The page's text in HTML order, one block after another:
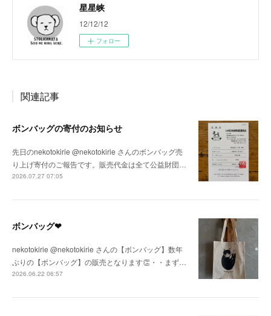
星星峡
12/12/12
フォロー
関連記事
ボンバッグの寄付のお知らせ
先日のnekotokirie @nekotokirie さんのボンバッグ売
り上げ寄付のご報告です。販売代金は全て公益財団…
2026.07.27 07:05
ボンバッグ❤
nekotokirie @nekotokirie さんの【ボンバッグ】数年
ぶりの【ボンバッグ】の販売となります👏・・まず…
2026.06.22 06:57